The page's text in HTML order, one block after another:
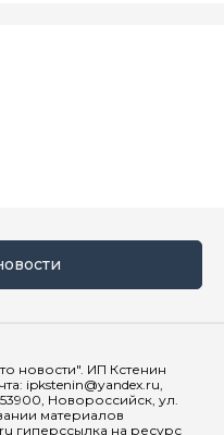
новости". ИП Кстенин
ipkstenin@yandex.ru,
Новороссийск, ул.
материалов
гиперссылка на ресурс